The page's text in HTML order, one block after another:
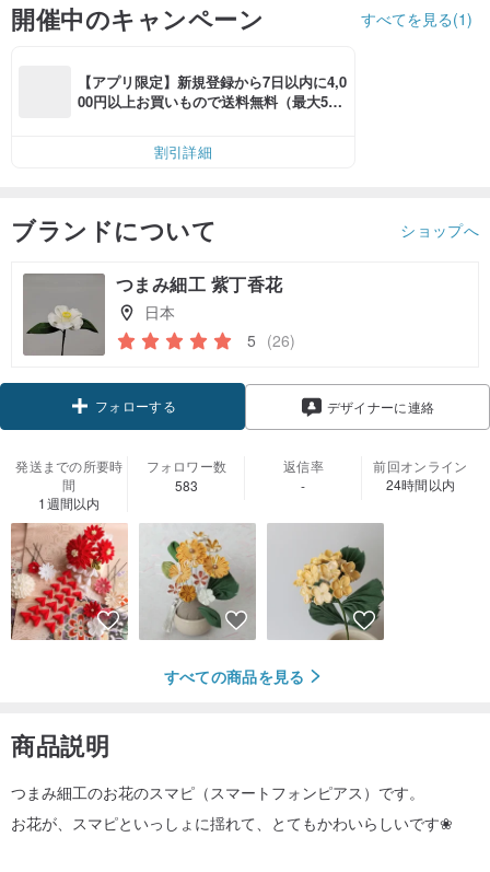
開催中のキャンペーン すべてを見る(1)
【アプリ限定】新規登録から7日以内に4,0
00円以上お買いもので送料無料（最大500
割引詳細
ブランドについて ショップへ
つまみ細工 紫丁香花
日本
5 (26)
フォローする デザイナーに連絡
発送までの所要時
間
1週間以内
フォロワー数
583
返信率
-
前回オンライン
24時間以内
すべての商品を見る
商品説明
つまみ細工のお花のスマピ（スマートフォンピアス）です。
お花が、スマピといっしょに揺れて、とてもかわいらしいです❀